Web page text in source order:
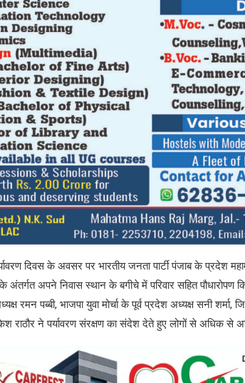
दिवस के अवसर पर भारतीय जनता पार्टी पंजाब के प्रदेश
के अंतर्गत अपने निवास स्थान के बगीचे में परिवार सहित
रमन पब्बी, भाजपा युवा मोर्चा के पूर्व प्रदेश अध्यक्ष सनी शर्मा,
राठौर ने पर्यावरण संरक्षण का संदेश देते हुए लोगों से अधिक